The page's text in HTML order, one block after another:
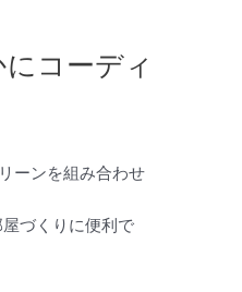
コーディ
ーンを組み合わせ
づくりに便利で